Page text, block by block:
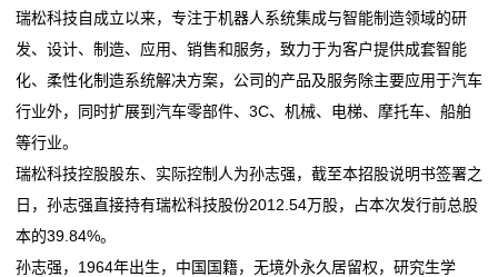
瑞松科技自成立以来，专注于机器人系统集成与智能制造领域的研
发、设计、制造、应用、销售和服务，致力于为客户提供成套智能
化、柔性化制造系统解决方案，公司的产品及服务除主要应用于汽车
行业外，同时扩展到汽车零部件、3C、机械、电梯、摩托车、船舶
等行业。
瑞松科技控股股东、实际控制人为孙志强，截至本招股说明书签署之
日，孙志强直接持有瑞松科技股份2012.54万股，占本次发行前总股
本的39.84%。
孙志强，1964年出生，中国国籍，无境外永久居留权，研究生学